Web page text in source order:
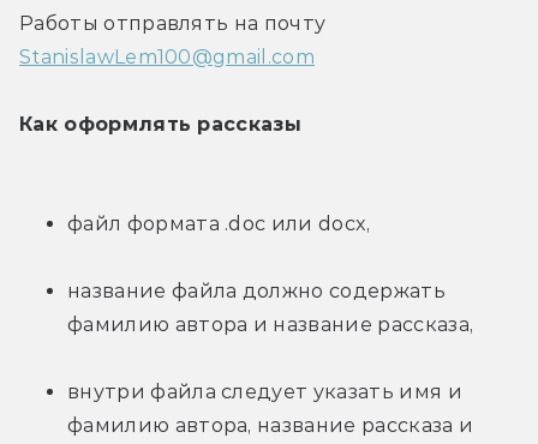
StanislawLem100@gmail.com
Как оформлять рассказы
файл формата .doc или docx,
название файла должно содержать
фамилию автора и название рассказа,
внутри файла следует указать имя и
фамилию автора, название рассказа и